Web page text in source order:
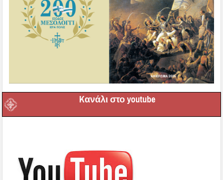
Kανάλι στο youtube